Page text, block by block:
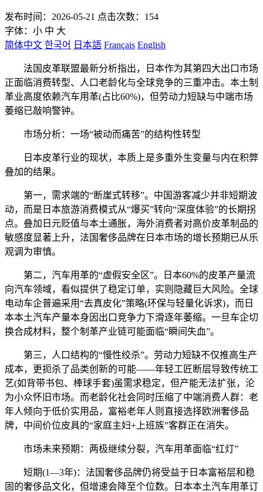
发布时间：2026-05-21 点击次数：154
字体： 小 中 大
简体中文 한국어 日本語 Français English
法国皮革联盟最新分析指出，日本作为其第四大出口市场
正面临消费转型、人口老龄化与全球竞争的三重冲击。本土制
革业高度依赖汽车用革(占比60%)，但劳动力短缺与中端市场
萎缩已敲响警钟。
市场分析：一场“被动而痛苦”的结构性转型
日本皮革行业的现状，本质上是多重外生变量与内在积弊
叠加的结果。
第一，需求端的“断崖式转移”。中国游客减少并非短期波
动，而是日本旅游消费模式从“爆买”转向“深度体验”的长期拐
点。叠加日元贬值与本土通胀，海外消费者对高价皮革制品的
敏感度显著上升，法国奢侈品牌在日本市场的增长预期已从乐
观调为审慎。
第二，汽车用革的“虚假安全区”。日本60%的皮革产量流
向汽车领域，看似提供了稳定订单，实则隐藏巨大风险。全球
电动车企普遍采用“去真皮化”策略(环保与轻量化诉求)，而日
本本土汽车产量本身因出口竞争力下滑逐年萎缩。一旦车企切
换合成材料，整个制革产业链可能面临“瞬间失血”。
第三，人口结构的“慢性绞杀”。劳动力短缺不仅推高生产
成本，更扼杀了品类创新的可能——年轻工匠断层导致传统工
艺(如背带书包、棒球手套)虽需求稳定，但产能无法扩张，沦
为小众怀旧市场。而老龄化社会同时压缩了中端消费人群：老
年人倾向于低价实用品，富裕老年人则直接选择欧洲奢侈品
牌，中间价位皮具的“家庭主妇+上班族”客群正在消失。
市场未来预期：两极继续分裂，汽车用革面临“红灯”
短期(1—3年)：法国奢侈品牌仍将受益于日本富裕层和稳
固的奢侈品文化，但增速会降至个位数。日本本土汽车用革订